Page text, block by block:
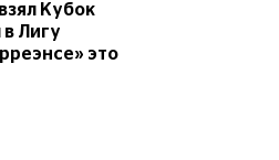
Кубок
Лигу
это